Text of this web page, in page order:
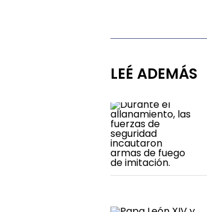
LEÉ ADEMÁS